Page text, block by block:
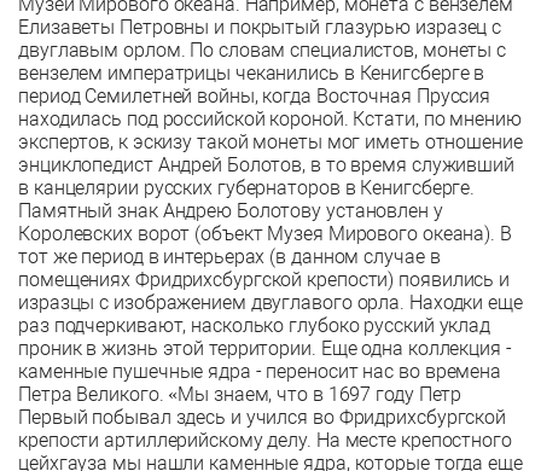
Елизаветы Петровны и покрытый глазурью изразец с
двуглавым орлом. По словам специалистов, монеты с
вензелем императрицы чеканились в Кенигсберге в
период Семилетней войны, когда Восточная Пруссия
находилась под российской короной. Кстати, по мнению
экспертов, к эскизу такой монеты мог иметь отношение
энциклопедист Андрей Болотов, в то время служивший
в канцелярии русских губернаторов в Кенигсберге.
Памятный знак Андрею Болотову установлен у
Королевских ворот (объект Музея Мирового океана). В
тот же период в интерьерах (в данном случае в
помещениях Фридрихсбургской крепости) появились и
изразцы с изображением двуглавого орла. Находки еще
раз подчеркивают, насколько глубоко русский уклад
проник в жизнь этой территории. Еще одна коллекция -
каменные пушечные ядра - переносит нас во времена
Петра Великого. «Мы знаем, что в 1697 году Петр
Первый побывал здесь и учился во Фридрихсбургской
крепости артиллерийскому делу. На месте крепостного
цейхгауза мы нашли каменные ядра, которые тогда еще